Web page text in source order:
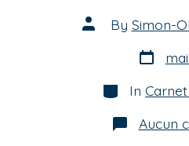
Post
author
By Simon-
Post
date
Categories
In
Aucun